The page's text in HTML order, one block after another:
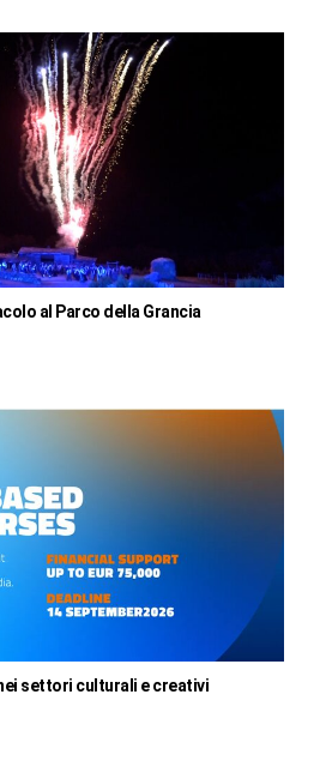
al Parco della Grancia
settori culturali e creativi